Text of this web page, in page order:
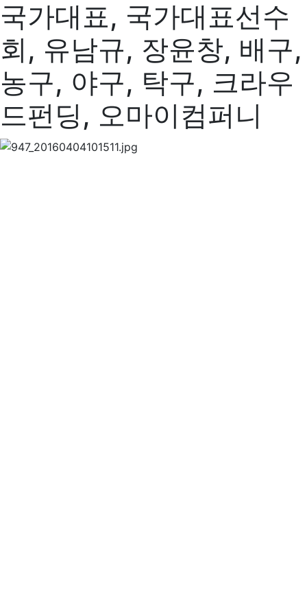
국가대표, 국가대표선수
회, 유남규, 장윤창, 배구,
농구, 야구, 탁구, 크라우
드펀딩, 오마이컴퍼니